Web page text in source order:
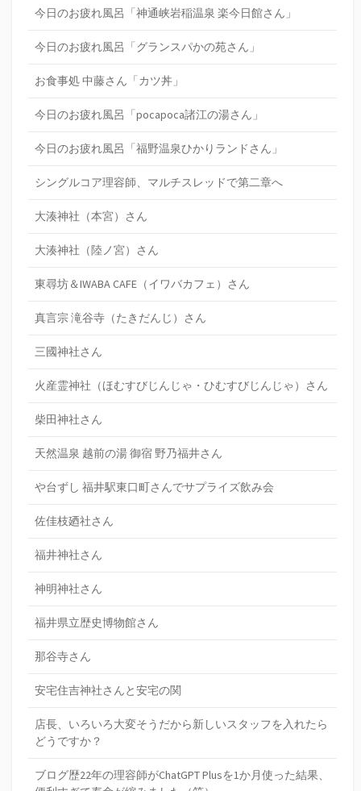
今日のお疲れ風呂「神通峡岩稲温泉 楽今日館さん」
今日のお疲れ風呂「グランスパかの苑さん」
お食事処 中藤さん「カツ丼」
今日のお疲れ風呂「pocapoca諸江の湯さん」
今日のお疲れ風呂「福野温泉ひかりランドさん」
シングルコア理容師、マルチスレッドで第二章へ
大湊神社（本宮）さん
大湊神社（陸ノ宮）さん
東尋坊＆IWABA CAFE（イワバカフェ）さん
真言宗 滝谷寺（たきだんじ）さん
三國神社さん
火産霊神社（ほむすびじんじゃ・ひむすびじんじゃ）さん
柴田神社さん
天然温泉 越前の湯 御宿 野乃福井さん
や台ずし 福井駅東口町さんでサプライズ飲み会
佐佳枝廼社さん
福井神社さん
神明神社さん
福井県立歴史博物館さん
那谷寺さん
安宅住吉神社さんと安宅の関
店長、いろいろ大変そうだから新しいスタッフを入れたら
どうですか？
ブログ歴22年の理容師がChatGPT Plusを1か月使った結果、